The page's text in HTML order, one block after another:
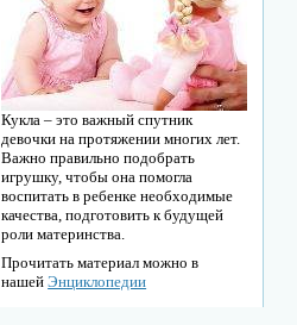
Кукла – это важный спутник
девочки на протяжении многих лет.
Важно правильно подобрать
игрушку, чтобы она помогла
воспитать в ребенке необходимые
качества, подготовить к будущей
роли материнства.
Прочитать материал можно в
нашейЭнциклопедии